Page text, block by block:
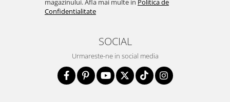
Cadouri Colegi, sefi sau angajati
magazinului. Afla mai multe in Politica de
Confidentialitate
SOCIAL
Urmareste-ne in social media